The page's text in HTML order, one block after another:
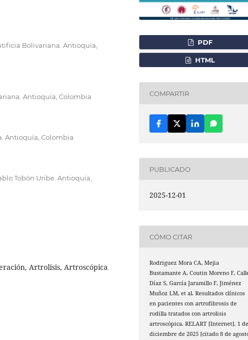
Bolivariana. Antioquía,
Antioquía, Colombia
Antioquía, Colombia
Tobón Uribe. Antioquía,
Artrolisis, Artroscópica
PDF
HTML
COMPARTIR
PUBLICADO
2025-12-01
CÓMO CITAR
Rodriguez Mora CA, Mejia
Bustamante A, Coutin Moreno F,
Díaz S, García Jaramillo F, Jiménez
Muñoz LM, et al. Resultados clínicos
en pacientes con artrofibrosis de
rodilla tratados con artrolisis
artroscópica. RELART [Internet]. 1
diciembre de 2025 [citado 8 de